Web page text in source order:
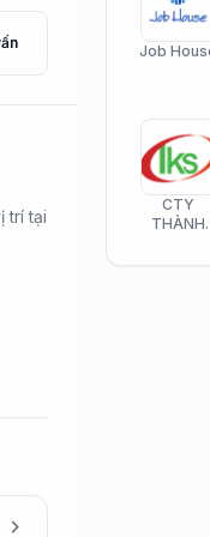
trí tại
chevron_right
Job
CTY
THÀNH